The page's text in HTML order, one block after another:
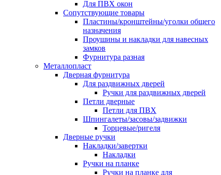
Для ПВХ окон
Сопутствующие товары
Пластины/кронштейны/уголки общего
назначения
Проушины и накладки для навесных
замков
Фурнитура разная
Металлопласт
Дверная фурнитура
Для раздвижных дверей
Ручки для раздвижных дверей
Петли дверные
Петли для ПВХ
Шпингалеты/засовы/задвижки
Торцевые/ригеля
Дверные ручки
Накладки/завертки
Накладки
Ручки на планке
Ручки на планке для